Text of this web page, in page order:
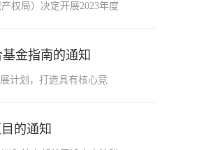
权局）决定开展2023年度
金指南的通知
计划，打造具有核心竞
的通知